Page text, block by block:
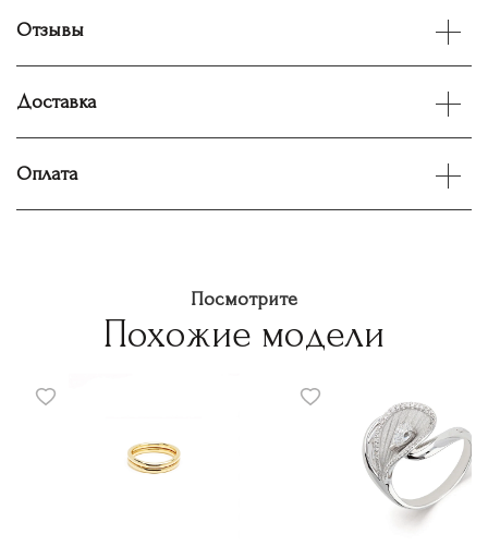
Отзывы
Доставка
Оплата
Посмотрите
Похожие модели